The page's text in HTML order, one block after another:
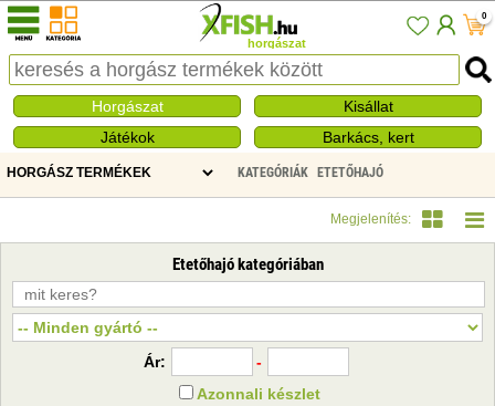
horgászat
0
Horgászat
Kisállat
Játékok
Barkács, kert
KATEGÓRIÁK ETETŐHAJÓ
Megjelenítés:
Etetőhajó kategóriában
Ár:
-
Azonnali készlet